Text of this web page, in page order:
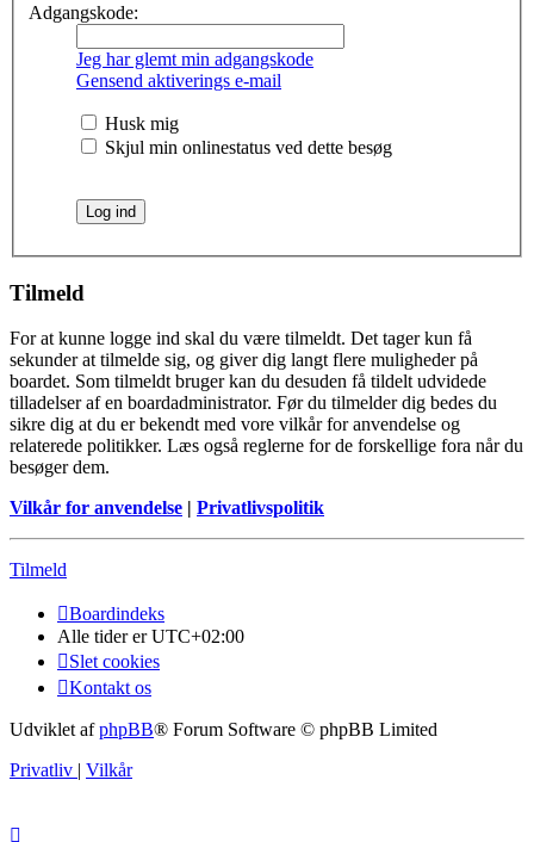
Adgangskode:
Jeg har glemt min adgangskode
Gensend aktiverings e-mail
Husk mig
Skjul min onlinestatus ved dette besøg
Tilmeld
For at kunne logge ind skal du være tilmeldt. Det tager kun få
sekunder at tilmelde sig, og giver dig langt flere muligheder på
boardet. Som tilmeldt bruger kan du desuden få tildelt udvidede
tilladelser af en boardadministrator. Før du tilmelder dig bedes du
sikre dig at du er bekendt med vore vilkår for anvendelse og
relaterede politikker. Læs også reglerne for de forskellige fora når du
besøger dem.
Vilkår for anvendelse | Privatlivspolitik
Tilmeld
Boardindeks
Alle tider erUTC+02:00
Slet cookies
Kontakt os
Udviklet afphpBB® Forum Software © phpBB Limited
Privatliv | Vilkår